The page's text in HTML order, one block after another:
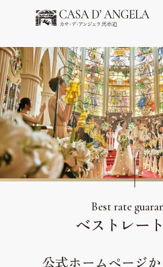
Chapel & Party space
フォトギャラリー
Photo Gallery
ブライダルフェア
Bridal fair
料金プラン
Bridal plan
Best rate
ベストレー
公式ホームページ